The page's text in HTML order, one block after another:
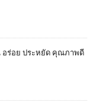
อร่อย ประหยัด คุณภาพดี